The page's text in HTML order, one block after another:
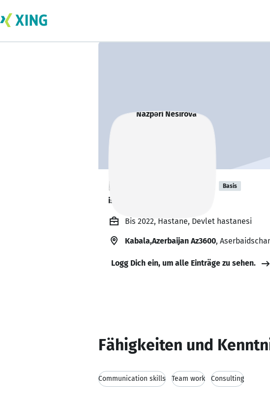
Nazpəri̇ Nesirova Basis
is researching.
Bis 2022, Hastane, Devlet hastanesi
Kabala,Azerbaijan Az3600,
Logg Dich ein, um alle Einträge zu sehen.
Fähigkeiten und
Communication skills Team work Consulting